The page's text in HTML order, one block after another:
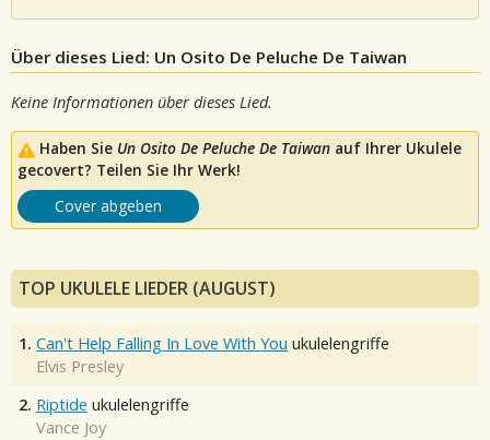
Über dieses Lied: Un Osito De Peluche De Taiwan
Keine Informationen über dieses Lied.
Haben Sie Un Osito De Peluche De Taiwan auf Ihrer Ukulele
gecovert? Teilen Sie Ihr Werk!
Cover abgeben
TOP UKULELE LIEDER (AUGUST)
1. Can't Help Falling In Love With You ukulelengriffe
Elvis Presley
2. Riptide ukulelengriffe
Vance Joy